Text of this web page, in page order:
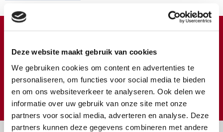
Deze website maakt gebruik van cookies
We gebruiken cookies om content en advertenties te
personaliseren, om functies voor social media te bieden
en om ons websiteverkeer te analyseren. Ook delen we
informatie over uw gebruik van onze site met onze
partners voor social media, adverteren en analyse. Deze
partners kunnen deze gegevens combineren met andere
Meer weten over wat we met uw extra gift doen?
Klik hier
€ Doneer